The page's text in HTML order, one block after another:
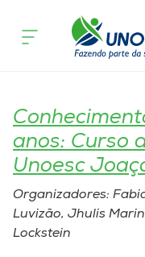
Cursos
Pesquisa
Atendimento ao
Portal de Ensino
Área de
Ciências
anos: Curso
Unoesc
Organizadores:
Luvizão, Jhulis
Lockstein